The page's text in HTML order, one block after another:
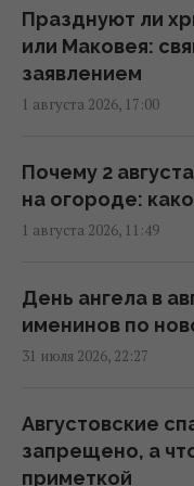
разогреет аж до
08:03 четверг, 06 августа
Магнитные бури
07:10 четверг, 06 августа
6 августа пекло
06:30 четверг, 06 августа
Глобальное
месяцы, –
20:52 среда, 05 августа
Празднуют ли
или Маковея:
заявлением
1 августа 2026, 17:00
Почему 2
на огороде:
1 августа 2026, 11:49
День ангела в
именинов по
31 июля 2026, 22:27
Августовские
запрещено, а
приметкой